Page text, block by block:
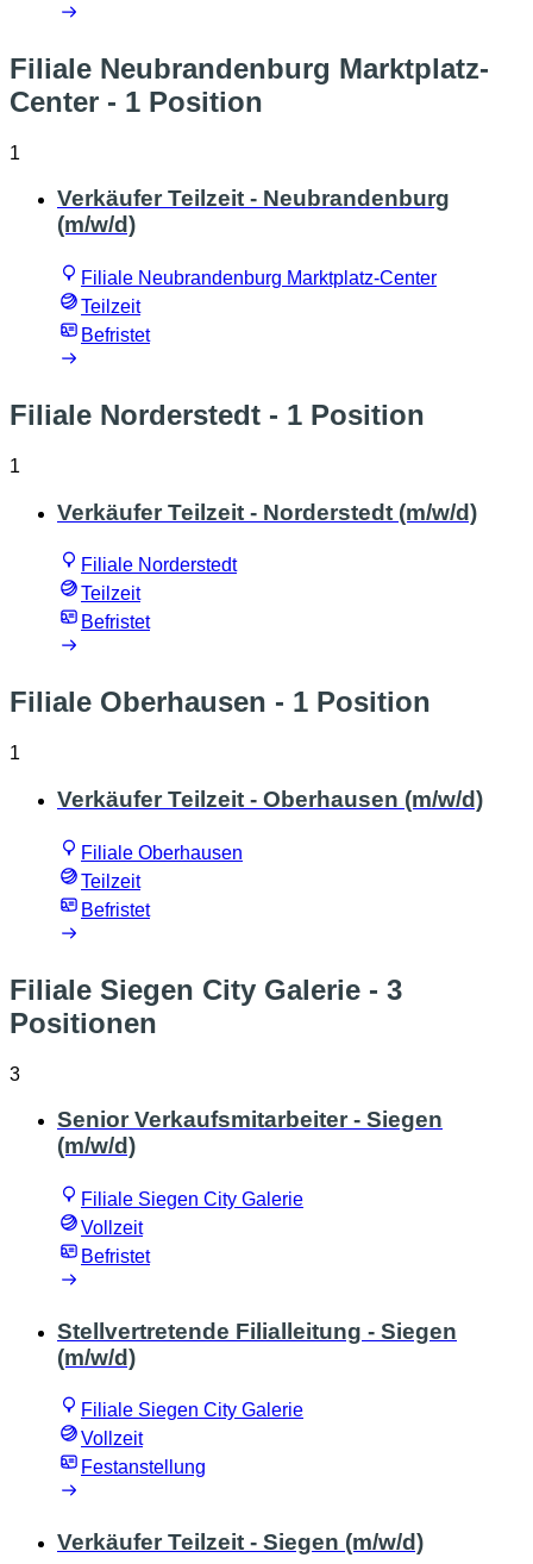
Filiale Neubrandenburg Marktplatz-
Center - 1 Position
1
Verkäufer Teilzeit - Neubrandenburg
(m/w/d)
Filiale Neubrandenburg Marktplatz-Center
Teilzeit
Befristet
Filiale Norderstedt - 1 Position
1
Verkäufer Teilzeit - Norderstedt (m/w/d)
Filiale Norderstedt
Teilzeit
Befristet
Filiale Oberhausen - 1 Position
1
Verkäufer Teilzeit - Oberhausen (m/w/d)
Filiale Oberhausen
Teilzeit
Befristet
Filiale Siegen City Galerie - 3
Positionen
3
Senior Verkaufsmitarbeiter - Siegen
(m/w/d)
Filiale Siegen City Galerie
Vollzeit
Befristet
Stellvertretende Filialleitung - Siegen
(m/w/d)
Filiale Siegen City Galerie
Vollzeit
Festanstellung
Verkäufer Teilzeit - Siegen (m/w/d)